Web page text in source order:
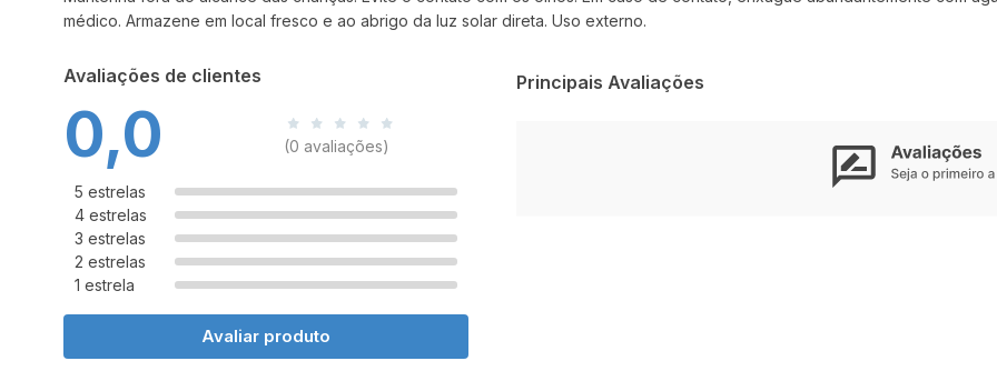
médico. Armazene em local fresco e ao abrigo da luz solar direta. Uso externo.
Avaliações de clientes
0,0 (0 avaliações)
5 estrelas
4 estrelas
3 estrelas
2 estrelas
1 estrela
Avaliar produto
Principais Avaliações